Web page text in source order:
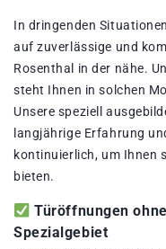
In dringenden
auf zuverlässige und
Rosenthal in der nähe.
steht Ihnen in solchen
Unsere speziell
langjährige Erfahrung
kontinuierlich, um Ihnen
bieten.
Türöffnungen
Spezialgebiet